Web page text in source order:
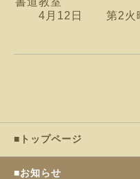
4月12日 第2火
■トップページ
■お知らせ